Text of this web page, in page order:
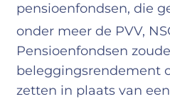
pensioenfondsen, die
onder meer de PVV,
Pensioenfondsen
beleggingsrendement
zetten in plaats van